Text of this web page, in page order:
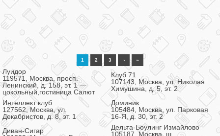
1 2 3 › »
Луидор
119571, Москва, просп.
Ленинский, д. 158, эт. 1 —
цокольный,гостиница Салют
Клуб 71
107143, Москва, ул. Николая
Химушина, д. 5, эт. 2
Интеллект клуб
127562, Москва, ул.
Декабристов, д. 8, эт. 1
Доминик
105484, Москва, ул. Парковая
16-Я, д. 30, эт. 2
Диван-Сигар
Дельта-Боулинг Измайлово
105187, Москва, ш.